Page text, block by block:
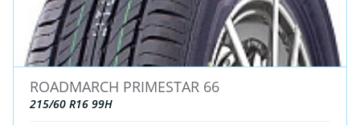
ROADMARCH PRIMESTAR 66
215/60 R16 99H